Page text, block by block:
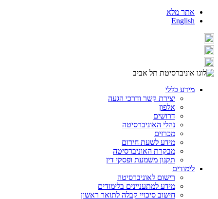
אתר מלא
English
מידע כללי
יצירת קשר ודרכי הגעה
אלפון
דרושים
נהלי האוניברסיטה
מכרזים
מידע לשעת חירום
מבקרת האוניברסיטה
תקנון משמעת ופסקי דין
לימודים
רישום לאוניברסיטה
מידע למתעניינים בלימודים
חישוב סיכויי קבלה לתואר ראשון